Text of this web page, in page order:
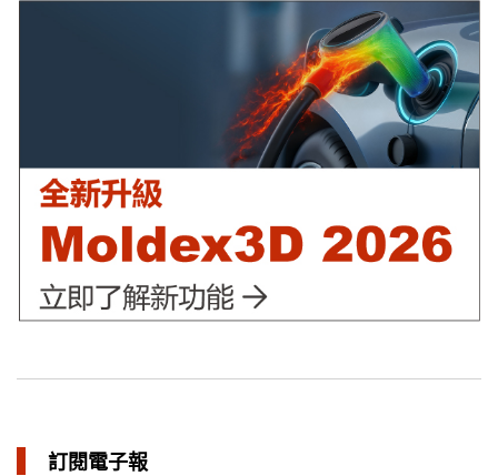
異型水路可行性驗證 縮短USB外殼生產週期
訂閱電子報